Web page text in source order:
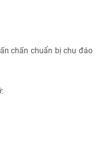
chấn chuẩn bị chu đáo